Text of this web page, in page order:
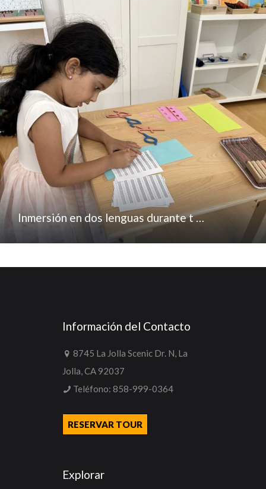
Inmersión en dos lenguas durante t …
Información del Contacto
8745 La Jolla Scenic Dr. N, La
Jolla, CA 92037
Teléfono: 858-999-0364
RESERVAR TOUR
Explorar